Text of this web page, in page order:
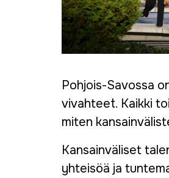
Pohjois-Savossa
vivahteet. Kaikki
miten
Kansainväliset
yhteisöä ja